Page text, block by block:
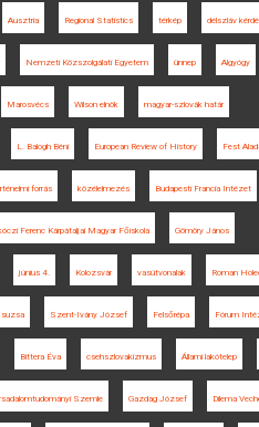
Ausztria Regional Statistics térkép délszláv
Nemzeti Közszolgálati Egyetem ünnep Algyógy
Marosvécs Wilson elnök magyar-szlovák határ
L. Balogh Béni European Review of History Fest
forrás közélelmezés Budapesti Francia Intézet
Ferenc Kárpátaljai Magyar Főiskola Gömöry János
június 4. Kolozsvár vasútvonalak Roman
Szent-Ivány József Felsőrépa Fórum
Bittera Éva csehszlovakizmus Állami lakótelep
Szemle Gazdag József Dilema